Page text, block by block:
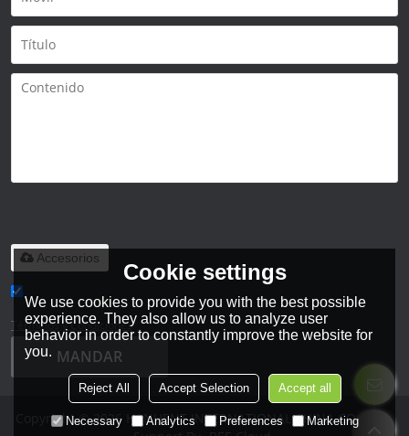
Accesorios
He leido y acepto los Términos y Condiciones de este servicio,
Términos y Condiciones
MANDAR
Copyright © 2026 HANHENT INTERNATIONAL CHINA CO., LTD.
Cookie settings
We use cookies to provide you with the best possible
experience. They also allow us to analyze user
behavior in order to constantly improve the website for
you.
Reject All Accept Selection Accept all
Necessary Analytics Preferences Marketing